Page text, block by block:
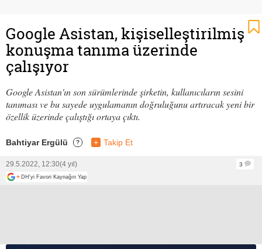
Google Asistan, kişiselleştirilmiş
konuşma tanıma üzerinde
çalışıyor
Google Asistan'ın son sürümlerinde şirketin, kullanıcıların sesini
tanıması ve bu sayede uygulamanın doğruluğunu artıracak yeni bir
özellik üzerinde çalıştığı ortaya çıktı.
Bahtiyar Ergülü ? + Takip Et
29.5.2022, 12:30(4 yıl)
3
+ DH'yi Favori Kaynağın Yap